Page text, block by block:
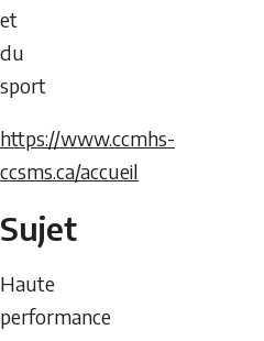
et
du
sport
https://www.ccmhs-
ccsms.ca/accueil
Sujet
Haute
performance